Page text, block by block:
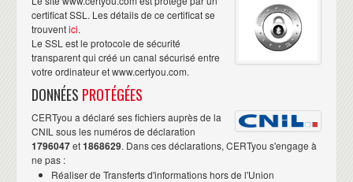
certificat SSL. Les détails de ce certificat se
trouventici.
Le SSL est le protocole de sécurité
transparent qui créé un canal sécurisé entre
votre ordinateur et www.certyou.com.
DONNÉES PROTÉGÉES
CERTyou a déclaré ses fichiers auprès de la
CNIL sous les numéros de déclaration
1796047et1868629. Dans ces déclarations, CERTyou s'engage à
ne pas :
Réaliser de Transferts d'informations hors de l'Union